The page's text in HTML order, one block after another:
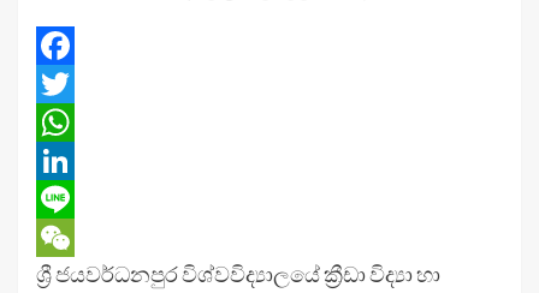
Facebook
Twitter
WhatsApp
LinkedIn
Line
WeChat
ශ්‍රී ජයවර්ධනපුර විශ්වවිද්‍යාලයේ ක්‍රීඩා විද්‍යා හා